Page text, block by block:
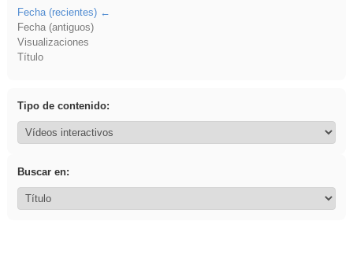
Fecha (recientes)
Fecha (antiguos)
Visualizaciones
Título
Tipo de contenido:
Buscar en: